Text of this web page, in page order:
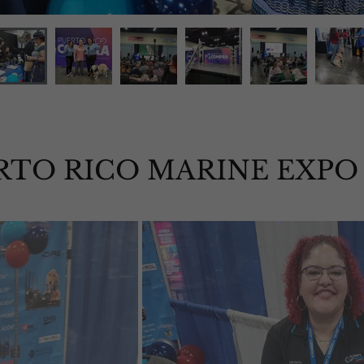
RICO MARINE